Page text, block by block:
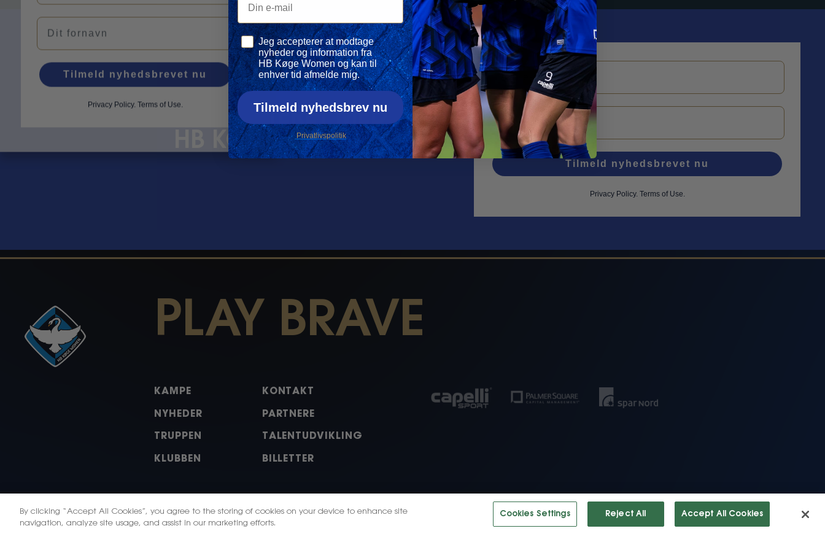
Navn
Tilmeld nyhedsbrevet nu
Privacy Policy. Terms of Use.
HOLD DIG OPDATERET MED
HB KØGE KVINDER
Din e-mail
Navn
Tilmeld nyhedsbrevet nu
Privacy Policy. Terms of Use.
PLAY BRAVE
KAMPE
NYHEDER
TRUPPEN
KLUBBEN
KONTAKT
PARTNERE
TALENTUDVIKLING
BILLETTER
X InstagramFacebookLinkedIn © 2026, HB Køge LLC. Alle rettigheder forbeholdes.
By clicking “Accept All Cookies”, you agree to the storing of cookies on your device to enhance site
navigation, analyze site usage, and assist in our marketing efforts.
Cookies Settings Reject All Accept All Cookies
Privatlivspolitik
Jeg accepterer at modtage
nyheder og information fra
HB Køge Women og kan til
enhver tid afmelde mig.
Tilmeld nyhedsbrev nu
Privatlivspolitik